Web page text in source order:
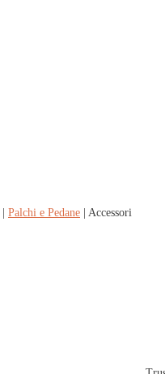
Palchi e Pedane | Accessori